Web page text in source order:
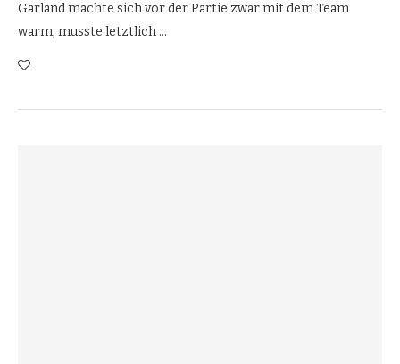
Garland machte sich vor der Partie zwar mit dem Team
warm, musste letztlich …